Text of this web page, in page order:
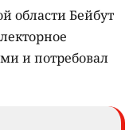
области Бейбут
и потребовал